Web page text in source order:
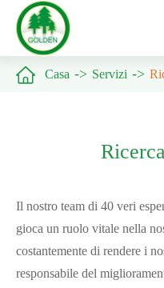
 Casa Servizi
Il nostro team di 40 veri
gioca un ruolo vitale nella
costantemente di rendere i
responsabile del